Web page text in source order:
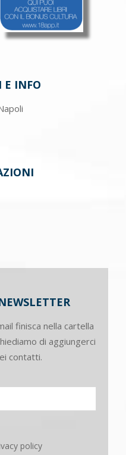
E INFO
finisca nella cartella
di aggiungerci
contatti.
policy